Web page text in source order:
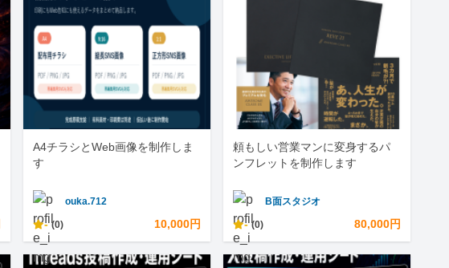
A4チラシとWeb画像を制作しま
す
ouka.712
- (0) 10,000円
頼もしい営業マンに変身するパ
ンフレットを制作します
B面スタジオ
- (0) 80,000円